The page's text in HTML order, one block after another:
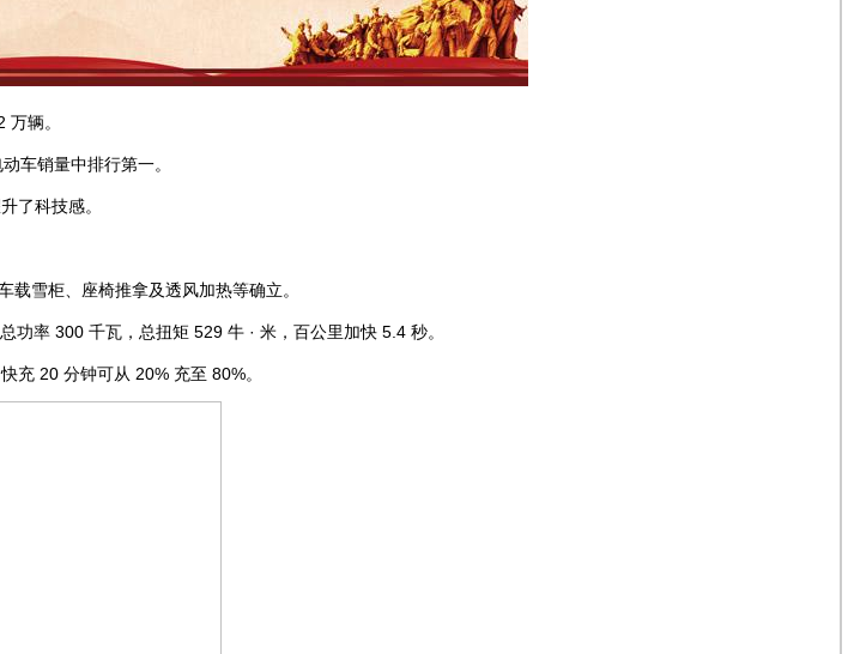
辆。
车销量中排行第一。
了科技感。
雪柜、座椅推拿及透风加热等确立。
率 300 千瓦，总扭矩 529 牛 · 米，百公里加快 5.4 秒。
充 20 分钟可从 20% 充至 80%。